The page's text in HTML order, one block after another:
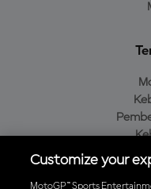
Customize your
MotoGP™ Sports